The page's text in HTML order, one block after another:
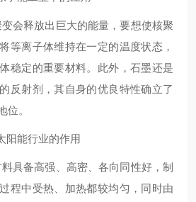
会释放出巨大的能量，要想使核聚
等离子体维持在一定的温度状态，
稳定的重要材料。此外，石墨还是
反射剂，其自身的优良特性确立了
位。
能行业的作用
具备高强、高密、各向同性好，制
程中受热、加热都较均匀，同时由